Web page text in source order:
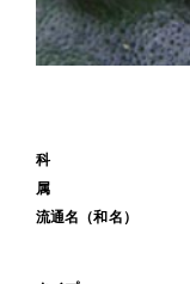
科
属
流通名（和名）